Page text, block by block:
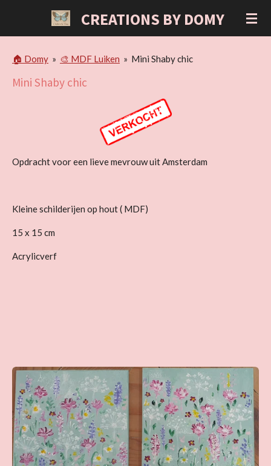
de
CREATIONS BY DOMY
🏠 Domy » 🎨 MDF Luiken » Mini Shaby chic
Mini Shaby chic
Opdracht voor een lieve mevrouw uit Amsterdam
Kleine schilderijen op hout ( MDF)
15 x 15 cm
Acrylicverf